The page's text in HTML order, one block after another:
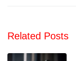
Related Posts